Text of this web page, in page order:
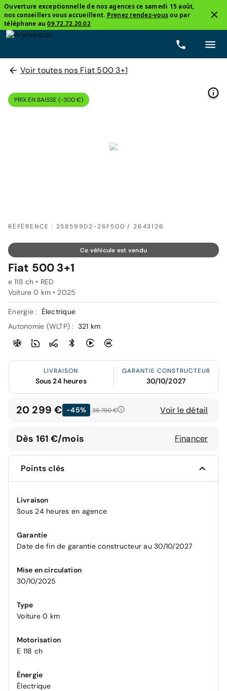
Ouverture exceptionnelle de nos agences ce samedi 15 août,
nos conseillers vous accueillent. Prenez rendez-vousou par
téléphone au09.72.72.20.02
Voir toutes nos Fiat 500 3+1
PRIX EN BAISSE (-300 €)
RÉFÉRENCE : 258599D2-26F500 / 2643126
Ce véhicule est vendu
Fiat 500 3+1
e 118 ch • RED
Voiture 0 km • 2025
Energie :
Électrique
Autonomie (WLTP) : 321 km
LIVRAISON
Sous 24 heures
GARANTIE CONSTRUCTEUR
30/10/2027
20 299 € -45% 36 750 € Voir le détail
Dès 161 €/mois Financer
Points clés
Livraison
Sous 24 heures en agence
Garantie
Date de fin de garantie constructeur au 30/10/2027
Mise en circulation
30/10/2025
Type
Voiture 0 km
Motorisation
E 118 ch
Énergie
Électrique